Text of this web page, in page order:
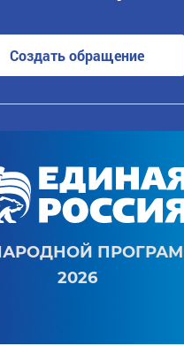
Создать обращение
2026